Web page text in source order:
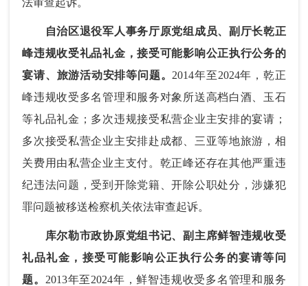
自治区退役军人事务厅原党组成员、副厅长乾正
峰违规收受礼品礼金，接受可能影响公正执行公务的
宴请、旅游活动安排等问题。 2014年至2024年，乾正
峰违规收受多名管理和服务对象所送高档白酒、玉石
等礼品礼金；多次违规接受私营企业主安排的宴请；
多次接受私营企业主安排赴成都、三亚等地旅游，相
关费用由私营企业主支付。乾正峰还存在其他严重违
纪违法问题，受到开除党籍、开除公职处分，涉嫌犯
罪问题被移送检察机关依法审查起诉。
库尔勒市政协原党组书记、副主席鲜智违规收受
礼品礼金，接受可能影响公正执行公务的宴请等问
题。 2013年至2024年，鲜智违规收受多名管理和服务